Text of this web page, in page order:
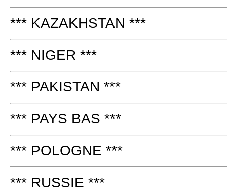
*** KAZAKHSTAN ***
*** NIGER ***
*** PAKISTAN ***
*** PAYS BAS ***
*** POLOGNE ***
*** RUSSIE ***